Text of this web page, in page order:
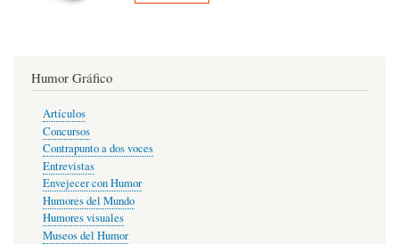
Humor Gráfico
Artículos
Concursos
Contrapunto a dos voces
Entrevistas
Envejecer con Humor
Humores del Mundo
Humores visuales
Museos del Humor